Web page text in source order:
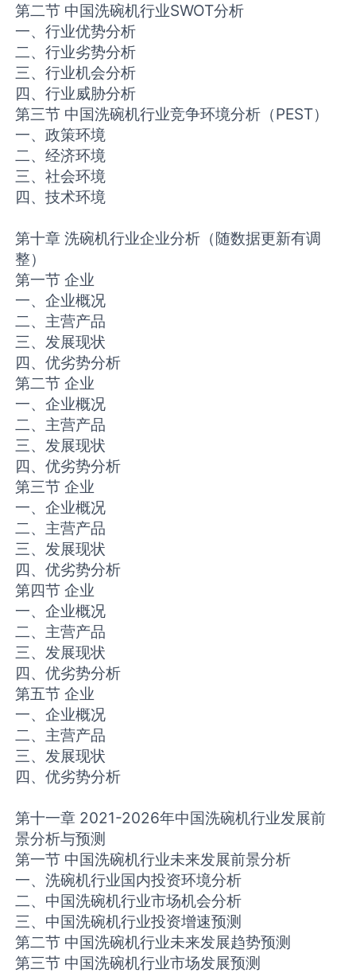
第二节 中国洗碗机行业SWOT分析
一、行业优势分析
二、行业劣势分析
三、行业机会分析
四、行业威胁分析
第三节 中国洗碗机行业竞争环境分析（PEST）
一、政策环境
二、经济环境
三、社会环境
四、技术环境
第十章 洗碗机行业企业分析（随数据更新有调
整）
第一节 企业
一、企业概况
二、主营产品
三、发展现状
四、优劣势分析
第二节 企业
一、企业概况
二、主营产品
三、发展现状
四、优劣势分析
第三节 企业
一、企业概况
二、主营产品
三、发展现状
四、优劣势分析
第四节 企业
一、企业概况
二、主营产品
三、发展现状
四、优劣势分析
第五节 企业
一、企业概况
二、主营产品
三、发展现状
四、优劣势分析
第十一章 2021-2026年中国洗碗机行业发展前
景分析与预测
第一节 中国洗碗机行业未来发展前景分析
一、洗碗机行业国内投资环境分析
二、中国洗碗机行业市场机会分析
三、中国洗碗机行业投资增速预测
第二节 中国洗碗机行业未来发展趋势预测
第三节 中国洗碗机行业市场发展预测